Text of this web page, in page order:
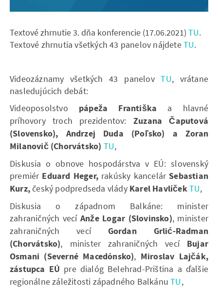
Textové zhrnutie 3. dňa konferencie (17.06.2021) ​​TU.
Textové zhrnutia všetkých 43 panelov nájdete ​​​​TU.
Videozáznamy všetkých 43 panelov ​​​​​​TU, vrátane
nasledujúcich debát:
Videoposolstvo pápeža Františka a hlavné
príhovory troch prezidentov: Zuzana Čaputová
(Slovensko), Andrzej Duda (Poľsko) a Zoran
Milanovič (Chorvátsko) TU,
Diskusia o obnove hospodárstva v EÚ: slovenský
premiér Eduard Heger, rakúsky kancelárSebastian
Kurz,český podpredseda vlády Karel HavlíčekTU,
Diskusia o západnom Balkáne: minister
zahraničných vecí Anže Logar (Slovinsko), minister
zahraničných vecí Gordan Grlić-Radman
(Chorvátsko), minister zahraničných vecí Bujar
Osmani (Severné Macedónsko), Miroslav Lajčák,
zástupca EÚ pre dialóg Belehrad-Priština a ďalšie
regionálne záležitosti západného Balkánu ​​​​​​TU,